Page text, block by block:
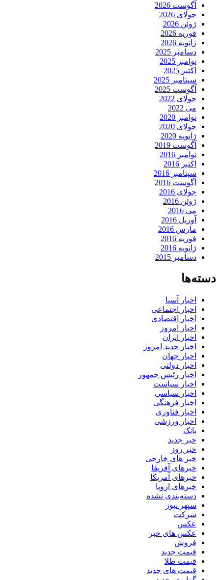
آگوست 2026
جولای 2026
ژوئن 2026
فوریه 2026
ژانویه 2026
دسامبر 2025
نوامبر 2025
اکتبر 2025
سپتامبر 2025
آگوست 2025
جولای 2022
می 2022
نوامبر 2020
جولای 2020
ژانویه 2020
آگوست 2019
نوامبر 2016
اکتبر 2016
سپتامبر 2016
آگوست 2016
جولای 2016
ژوئن 2016
می 2016
آوریل 2016
مارس 2016
فوریه 2016
ژانویه 2016
دسامبر 2015
دسته‌ها
اخبار آسیا
اخبار اجتماعی
اخبار اقتصادی
اخبار امروز
اخبار ایران
اخبار جدید امروز
اخبار جهان
اخبار دولتی
اخبار رئیس جمهور
اخبار سیاست
اخبار سیاسی
اخبار فرهنگی
اخبار فناوری
اخبار ورزشی
بانک
خبر جدید
خبر روز
خبر های خارجی
خبرهای آفریقا
خبرهای آمریکا
خبرهای اروپا
دسته‌بندی نشده
سپهر نیوز
شرکت
عکس
عکس های خبر
فروش
قیمت جدید
قیمت طلا
قیمت های جدید